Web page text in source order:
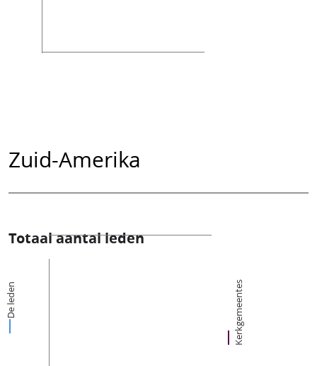
Zuid-Amerika
Totaal aantal leden
De leden Kerkgemeentes